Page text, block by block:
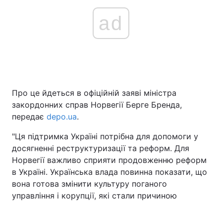
ad
Про це йдеться в офіційній заяві міністра
закордонних справ Норвегії Берге Бренда,
передає depo.ua.
"Ця підтримка Україні потрібна для допомоги у
досягненні реструктуризації та реформ. Для
Норвегії важливо сприяти продовженню реформ
в Україні. Українська влада повинна показати, що
вона готова змінити культуру поганого
управління і корупції, які стали причиною